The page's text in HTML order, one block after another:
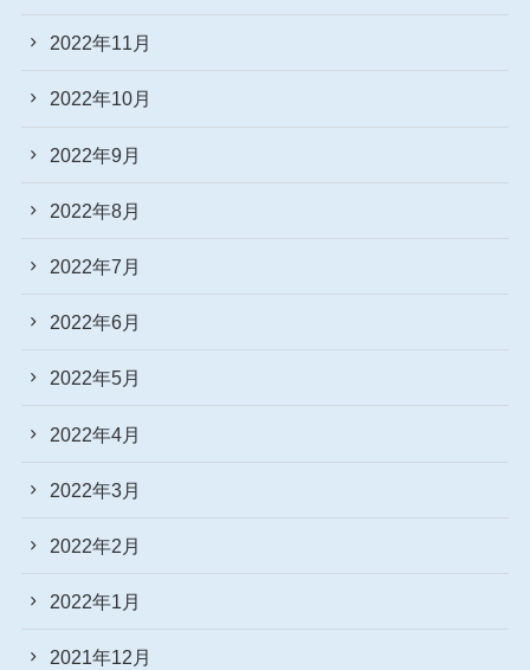
2022年11月
2022年10月
2022年9月
2022年8月
2022年7月
2022年6月
2022年5月
2022年4月
2022年3月
2022年2月
2022年1月
2021年12月